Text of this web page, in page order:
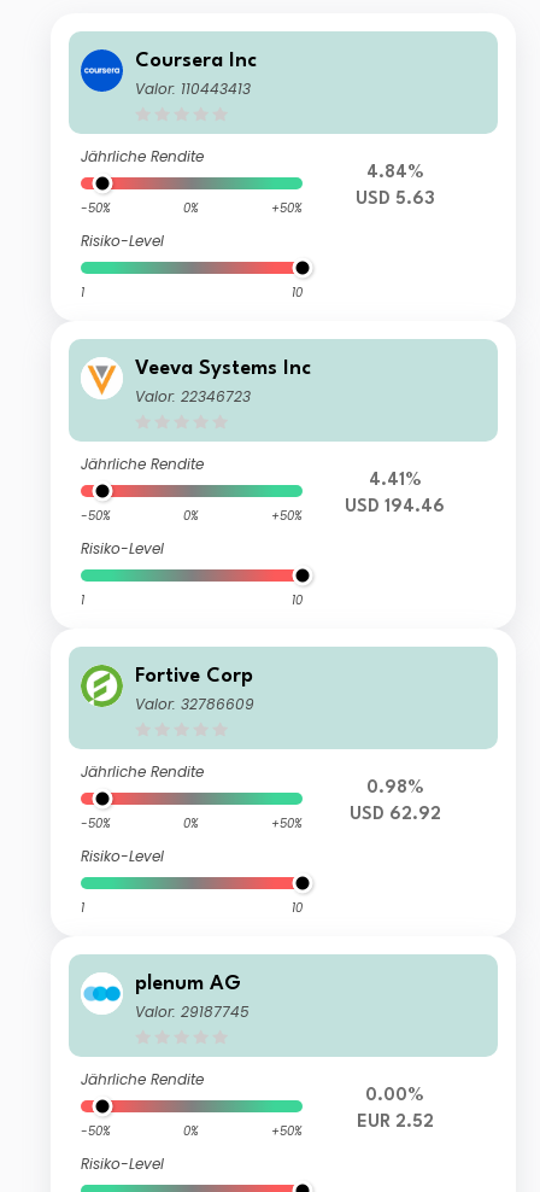
Coursera Inc
Valor: 110443413
Jährliche Rendite
-50% 0% +50%
Risiko-Level
1 10
4.84%
USD 5.63
Veeva Systems Inc
Valor: 22346723
Jährliche Rendite
-50% 0% +50%
Risiko-Level
1 10
4.41%
USD 194.46
Fortive Corp
Valor: 32786609
Jährliche Rendite
-50% 0% +50%
Risiko-Level
1 10
0.98%
USD 62.92
plenum AG
Valor: 29187745
Jährliche Rendite
-50% 0% +50%
Risiko-Level
0.00%
EUR 2.52